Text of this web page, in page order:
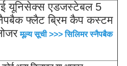
यूनिसेक्स एडजस्टेबल 5
फ्लैट ब्रिम कैप कस्टम
मूल्य सूची >>> सिलिमर स्नैपबैक